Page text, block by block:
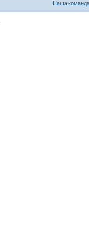
Наша команда